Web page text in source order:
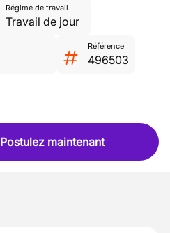
Régime de travail
Travail de jour
Référence
496503
Postulez maintenant